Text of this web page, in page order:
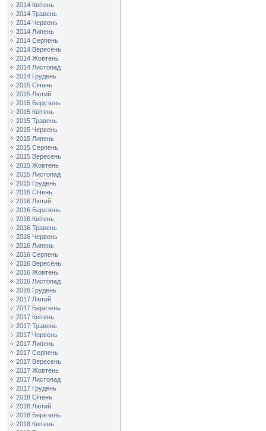
2014 Квітень
2014 Травень
2014 Червень
2014 Липень
2014 Серпень
2014 Вересень
2014 Жовтень
2014 Листопад
2014 Грудень
2015 Січень
2015 Лютий
2015 Березень
2015 Квітень
2015 Травень
2015 Червень
2015 Липень
2015 Серпень
2015 Вересень
2015 Жовтень
2015 Листопад
2015 Грудень
2016 Січень
2016 Лютий
2016 Березень
2016 Квітень
2016 Травень
2016 Червень
2016 Липень
2016 Серпень
2016 Вересень
2016 Жовтень
2016 Листопад
2016 Грудень
2017 Лютий
2017 Березень
2017 Квітень
2017 Травень
2017 Червень
2017 Липень
2017 Серпень
2017 Вересень
2017 Жовтень
2017 Листопад
2017 Грудень
2018 Січень
2018 Лютий
2018 Березень
2018 Квітень